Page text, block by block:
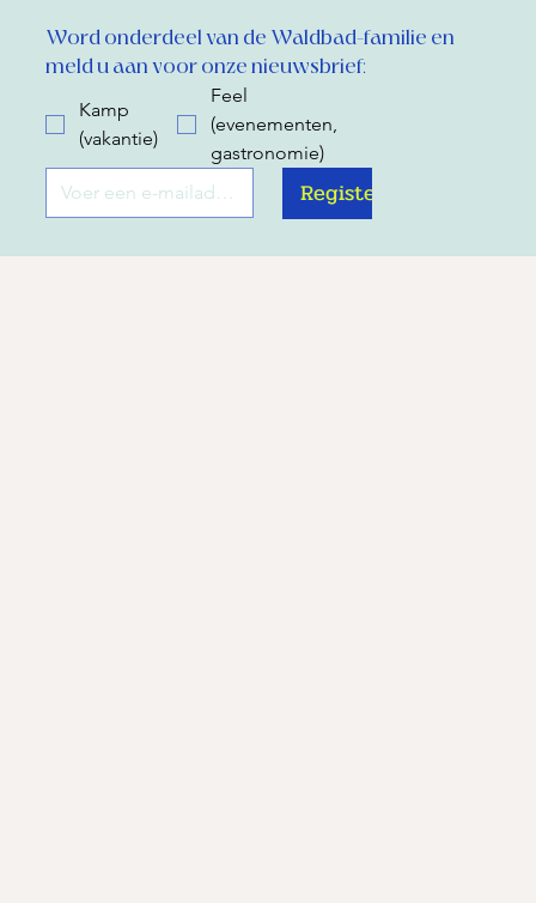
Word onderdeel van de Waldbad-familie en
meld u aan voor onze nieuwsbrief:
Kamp
(vakantie)
Feel
(evenementen,
gastronomie)
Register